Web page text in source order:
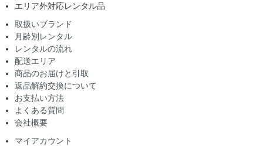
エリア外対応レンタル品
取扱いブランド
月齢別レンタル
レンタルの流れ
配送エリア
商品のお届けと引取
返品解約交換について
お支払い方法
よくある質問
会社概要
マイアカウント